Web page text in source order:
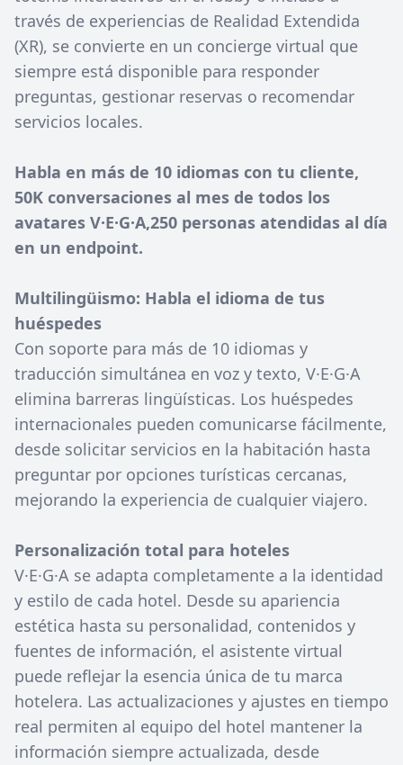
través de experiencias de Realidad Extendida
(XR), se convierte en un concierge virtual que
siempre está disponible para responder
preguntas, gestionar reservas o recomendar
servicios locales.
Habla en más de 10 idiomas con tu cliente,
50K conversaciones al mes de todos los
avatares V·E·G·A,250 personas atendidas al día
en un endpoint.
Multilingüismo: Habla el idioma de tus
huéspedes
Con soporte para más de 10 idiomas y
traducción simultánea en voz y texto, V·E·G·A
elimina barreras lingüísticas. Los huéspedes
internacionales pueden comunicarse fácilmente,
desde solicitar servicios en la habitación hasta
preguntar por opciones turísticas cercanas,
mejorando la experiencia de cualquier viajero.
Personalización total para hoteles
V·E·G·A se adapta completamente a la identidad
y estilo de cada hotel. Desde su apariencia
estética hasta su personalidad, contenidos y
fuentes de información, el asistente virtual
puede reflejar la esencia única de tu marca
hotelera. Las actualizaciones y ajustes en tiempo
real permiten al equipo del hotel mantener la
información siempre actualizada, desde